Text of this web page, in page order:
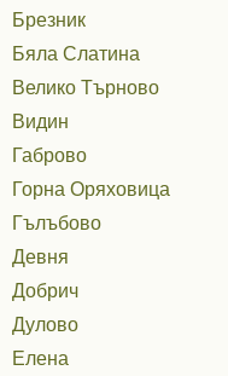
Брезник
Бяла Слатина
Велико Търново
Видин
Габрово
Горна Оряховица
Гълъбово
Девня
Добрич
Дулово
Елена